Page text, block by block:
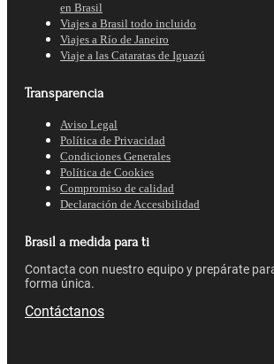
en Brasil
Viajes a Brasil todo incluido
Viajes a Río de Janeiro
Viaje a las Cataratas de Iguazú
Transparencia
Aviso Legal
Política de Privacidad
Condiciones Generales
Política de Cookies
Compromiso de calidad
Declaración de Accesibilidad
Brasil a medida para ti
Contacta con nuestro equipo y prepárate
forma única.
Contáctanos